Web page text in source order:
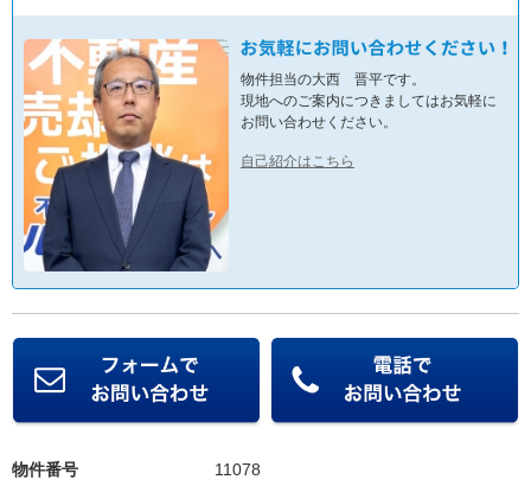
物件担当の大西 晋平です。
現地へのご案内につきましてはお気軽に
お問い合わせください。
自己紹介はこちら
物件番号 11078